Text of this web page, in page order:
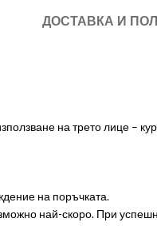
ДОСТАВКА И
на трето лице –
на поръчката.
най-скоро. При